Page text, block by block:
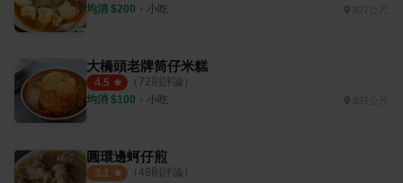
均消 $200 ・ 小吃
大橋頭老牌筒仔米糕
4.5 （ 72則評論）
均消 $100 ・ 小吃
圓環邊蚵仔煎
3.1 （ 49則評論）